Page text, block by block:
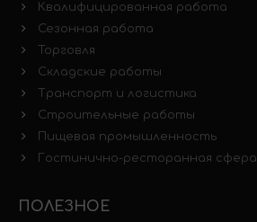
Квалифицированная работа
Сезонная работа
Торговля
Складские работы
Транспорт и логистика
Строительные работы
Пищевая промышленность
Гостинично-ресторанная сфера
ПОЛЕЗНОЕ